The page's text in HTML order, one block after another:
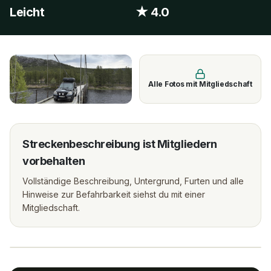
Leicht ★ 4.0
Alle Fotos mit Mitgliedschaft
Streckenbeschreibung ist Mitgliedern
vorbehalten
Vollständige Beschreibung, Untergrund, Furten und alle
Hinweise zur Befahrbarkeit siehst du mit einer
Mitgliedschaft.